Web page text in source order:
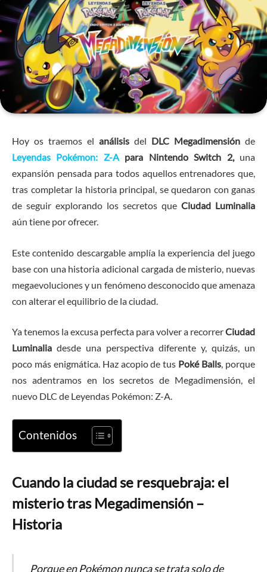
Hoy os traemos el análisis del DLC Megadimensión de
Leyendas Pokémon: Z-Apara Nintendo Switch 2,una
expansión pensada para todos aquellos entrenadores que,
tras completar la historia principal, se quedaron con ganas
de seguir explorando los secretos que Ciudad Luminalia
aún tiene por ofrecer.
Este contenido descargable amplía la experiencia del juego
base con una historia adicional cargada de misterio, nuevas
megaevoluciones y un fenómeno desconocido que amenaza
con alterar el equilibrio de la ciudad.
Ya tenemos la excusa perfecta para volver a recorrerCiudad
Luminalia desde una perspectiva diferente y, quizás, un
poco más enigmática. Haz acopio de tus Poké Balls, porque
nos adentramos en los secretos de Megadimensión, el
nuevo DLC de Leyendas Pokémon: Z-A.
Contenidos
Cuando la ciudad se resquebraja: el
misterio tras Megadimensión –
Historia
Porque en Pokémon nunca se trata solo de